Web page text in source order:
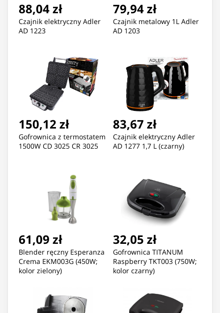
88,04 zł
Czajnik elektryczny Adler
AD 1223
79,94 zł
Czajnik metalowy 1L Adler
AD 1203
150,12 zł
Gofrownica z termostatem
1500W CD 3025 CR 3025
83,67 zł
Czajnik elektryczny Adler
AD 1277 1,7 L (czarny)
61,09 zł
Blender ręczny Esperanza
Crema EKM003G (450W;
kolor zielony)
32,05 zł
Gofrownica TITANUM
Raspberry TKT003 (750W;
kolor czarny)